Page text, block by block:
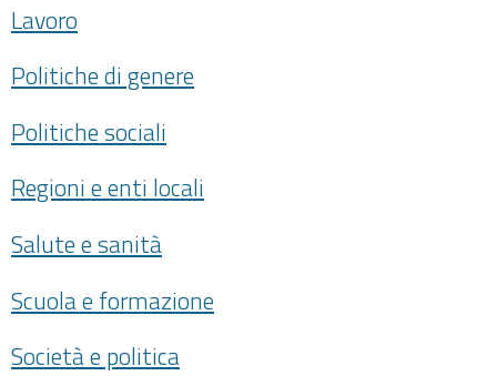
Lavoro
Politiche di genere
Politiche sociali
Regioni e enti locali
Salute e sanità
Scuola e formazione
Società e politica